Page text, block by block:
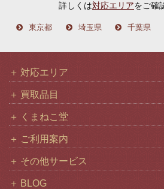
詳しくは対応エリアをご確
東京都 埼玉県 千葉県
対応エリア
買取品目
くまねこ堂
ご利用案内
その他サービス
BLOG